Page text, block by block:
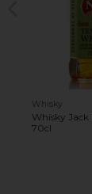
Whisky
Whisky Jack
70cl